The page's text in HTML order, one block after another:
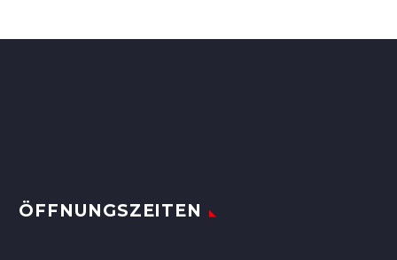
ÖFFNUNGSZEITEN